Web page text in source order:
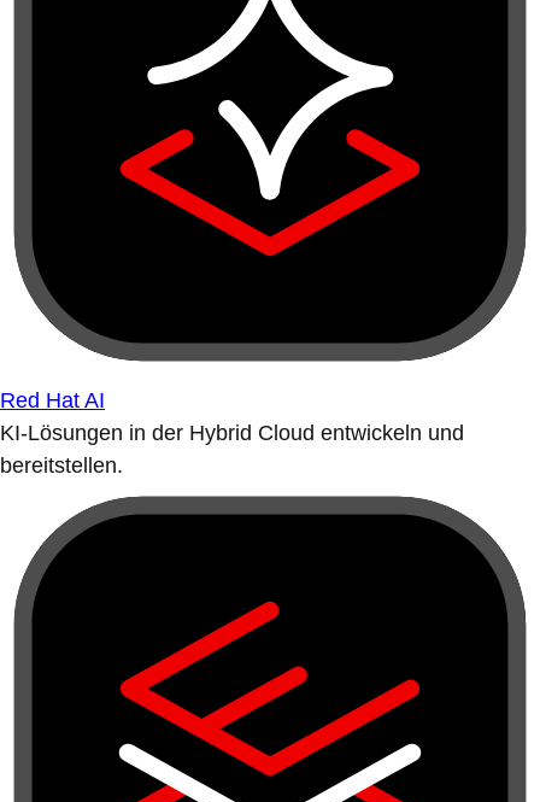
Red Hat AI
KI-Lösungen in der Hybrid Cloud entwickeln und
bereitstellen.